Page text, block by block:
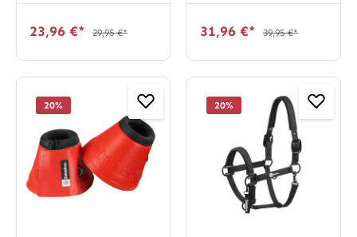
23,96 €* 29,95 €* 31,96 €* 39,95 €*
20% 20%